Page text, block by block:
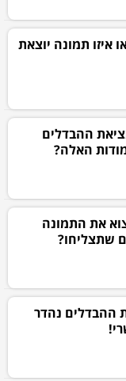
איזו תמונה יוצאת
ההבדלים
האלה?
למצוא את התמונה
שתצליחו?
ההבדלים נהדר